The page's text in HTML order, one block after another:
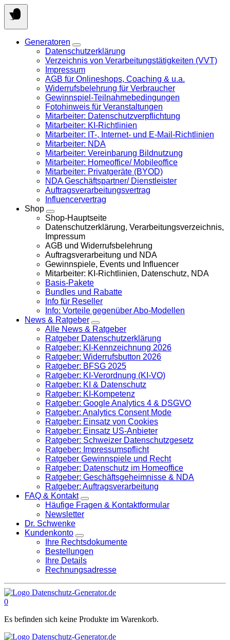
Springen
Sie
zum
Generatoren
Datenschutzerklärung
Verzeichnis von Verarbeitungstätigkeiten (VVT)
Impressum
AGB für Onlineshops, Coaching & u.a.
Widerrufsbelehrung für Verbraucher
Gewinnspiel-Teilnahmebedingungen
Fotohinweis für Veranstaltungen
Mitarbeiter: Datenschutzverpflichtung
Mitarbeiter: KI-Richtlinien
Mitarbeiter: IT-, Internet- und E-Mail-Richtlinien
Mitarbeiter: NDA
Mitarbeiter: Vereinbarung Bildnutzung
Mitarbeiter: Homeoffice/ Mobileoffice
Mitarbeiter: Privatgeräte (BYOD)
NDA Geschäftspartner/ Dienstleister
Auftragsverarbeitungsvertrag
Influencervertrag
Shop
Shop-Hauptseite
Datenschutzerklärung, Verarbeitungsverzeichnis,
Impressum
AGB und Widerrufsbelehrung
Auftragsverarbeitung und NDA
Gewinnspiele, Events und Influencer
Mitarbeiter: KI-Richtlinien, Datenschutz, NDA
Basis-Pakete
Bundles und Rabatte
Info für Reseller
Info: Vorteile gegenüber Abo-Modellen
News & Ratgeber
Alle News & Ratgeber
Ratgeber Datenschutzerklärung
Ratgeber: KI-Kennzeichnung 2026
Ratgeber: Widerrufsbutton 2026
Ratgeber: BFSG 2025
Ratgeber: KI-Verordnung (KI-VO)
Ratgeber: KI & Datenschutz
Ratgeber: KI-Kompetenz
Ratgeber: Google Analytics 4 & DSGVO
Ratgeber: Analytics Consent Mode
Ratgeber: Einsatz von Cookies
Ratgeber: Einsatz US-Anbieter
Ratgeber: Schweizer Datenschutzgesetz
Ratgeber: Impressumspflicht
Ratgeber Gewinnspiele und Recht
Ratgeber: Datenschutz im Homeoffice
Ratgeber: Geschäftsgeheimnisse & NDA
Ratgeber: Auftragsverarbeitung
FAQ & Kontakt
Häufige Fragen & Kontaktformular
Newsletter
Dr. Schwenke
Kundenkonto
Ihre Rechtsdokumente
Bestellungen
Ihre Details
Rechnungsadresse
0
Es befinden sich keine Produkte im Warenkorb.